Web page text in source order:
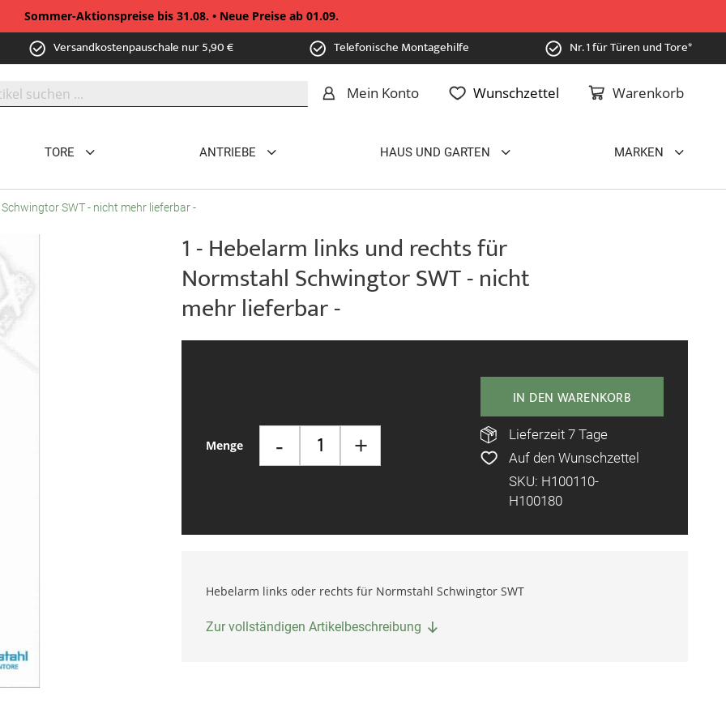
Sommer-Aktionspreise bis 31.08. • Neue Preise ab 01.09.
Versandkostenpauschale nur 5,90 € Telefonische Montagehilfe Nr. 1 für Türen und Tore*
Warenkorb
Mein Konto Wunschzettel
TORE ANTRIEBE HAUS UND GARTEN MARKEN
SWT - nicht mehr lieferbar -
1 - Hebelarm links und rechts für
Normstahl Schwingtor SWT - nicht
mehr lieferbar -
Menge - +
IN DEN WARENKORB
Lieferzeit 7 Tage
Auf den Wunschzettel
SKU: H100110-
H100180
Hebelarm links oder rechts für Normstahl Schwingtor SWT
Zur vollständigen Artikelbeschreibung